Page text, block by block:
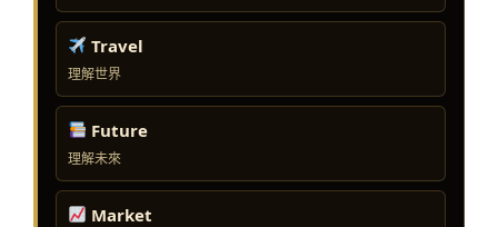
Travel
理解世界
Future
理解未來
Market